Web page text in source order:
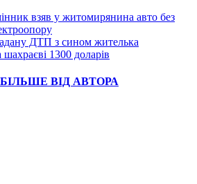
взяв у житомирянина авто без
ДТП з сином жителька
1300 доларів
БІЛЬШЕ ВІД АВТОРА